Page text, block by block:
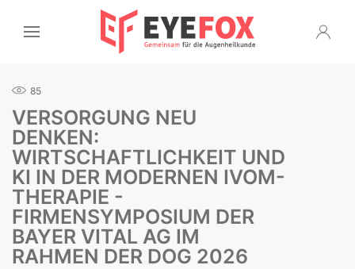
85
VERSORGUNG NEU
DENKEN:
WIRTSCHAFTLICHKEIT UND
KI IN DER MODERNEN IVOM-
THERAPIE -
FIRMENSYMPOSIUM DER
BAYER VITAL AG IM
RAHMEN DER DOG 2026